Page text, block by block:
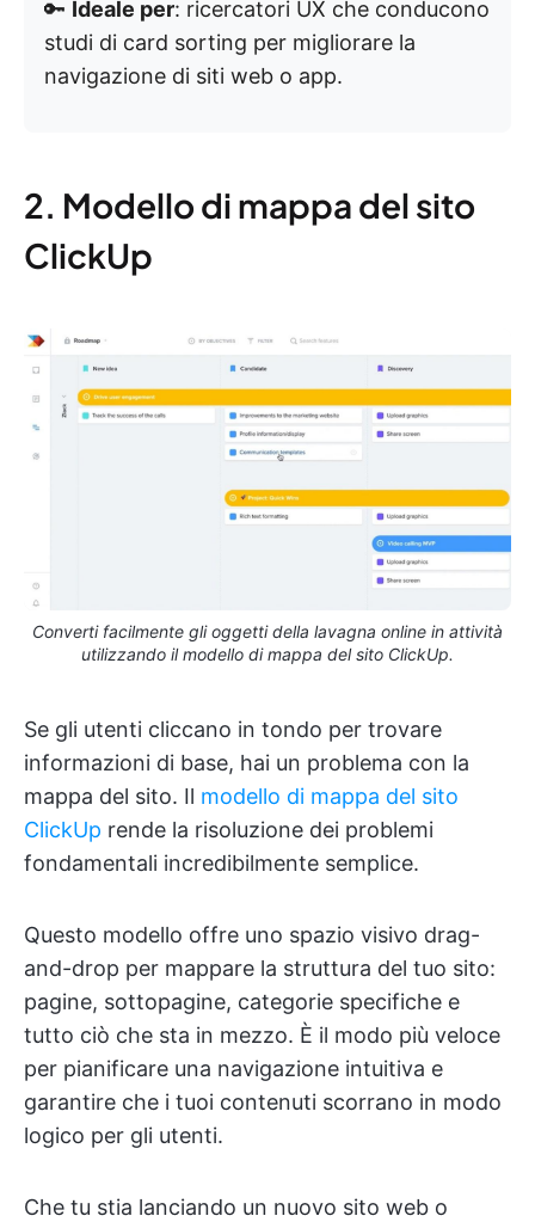
🔑 Ideale per: ricercatori UX che conducono
studi di card sorting per migliorare la
navigazione di siti web o app.
2. Modello di mappa del sito
ClickUp
Converti facilmente gli oggetti della lavagna online in attività
utilizzando il modello di mappa del sito ClickUp.
Se gli utenti cliccano in tondo per trovare
informazioni di base, hai un problema con la
mappa del sito. Il modello di mappa del sito
ClickUp rende la risoluzione dei problemi
fondamentali incredibilmente semplice.
Questo modello offre uno spazio visivo drag-
and-drop per mappare la struttura del tuo sito:
pagine, sottopagine, categorie specifiche e
tutto ciò che sta in mezzo. È il modo più veloce
per pianificare una navigazione intuitiva e
garantire che i tuoi contenuti scorrano in modo
logico per gli utenti.
Che tu stia lanciando un nuovo sito web o